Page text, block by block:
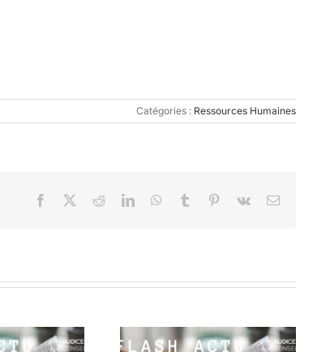
Catégories : Ressources Humaines
Facebook Reddit LinkedInWhatsApp
Tumblr Pinterest